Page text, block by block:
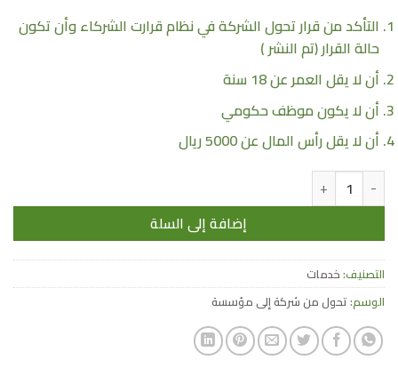
التأكد من قرار تحول الشركة في نظام قرارت الشركاء وأن تكون
حالة القرار (تم النشر )
أن لا يقل العمر عن 18 سنة
أن لا يكون موظف حكومي
أن لا يقل رأس المال عن 5000 ريال
كمية تحول من شركة إلى مؤسسة
إضافة إلى السلة
التصنيف:خدمات
الوسم:تحول من شركة إلى مؤسسة